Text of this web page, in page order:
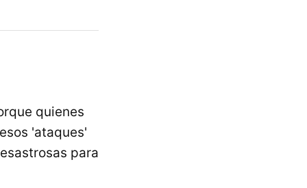
quienes
'ataques'
para